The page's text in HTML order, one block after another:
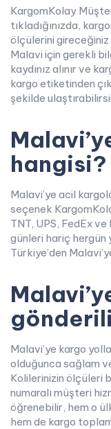
KargomKolay
tıkladığınızda,
ölçülerini gireceğiniz
Malavi için gerekli
kaydınız alınır ve
kargo etiketinden
şekilde
hangisi?
Malavi’ye acil
seçenek
TNT, UPS, FedEx
günleri hariç hergün
Türkiye’den
Malavi’ye kargo
olduğunca sağlam
Kolilerinizin ölçüleri
numaralı müşteri
öğrenebilir, hem o
hem de kargo